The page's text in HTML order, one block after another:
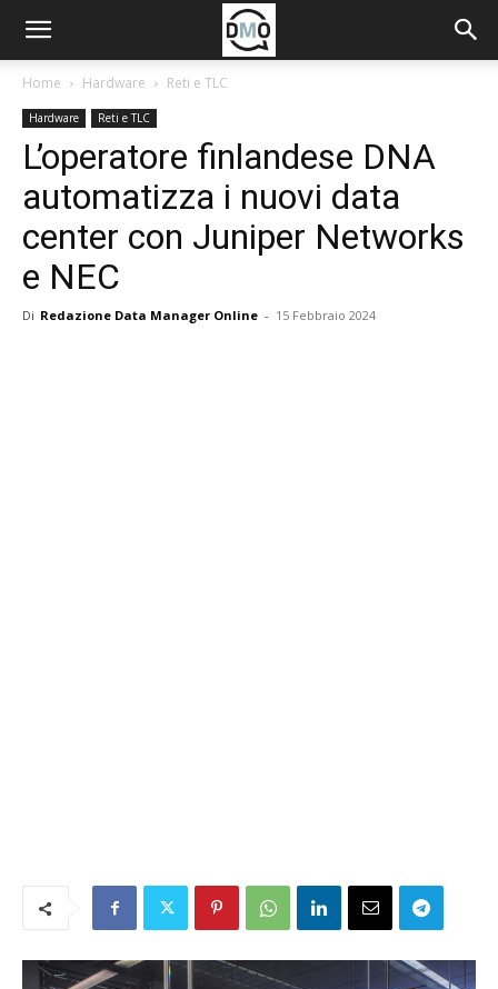
Home Hardware Reti e TLC
Hardware Reti e TLC
L’operatore finlandese DNA
automatizza i nuovi data
center con Juniper Networks
e NEC
Di Redazione Data Manager Online - 15 Febbraio 2024